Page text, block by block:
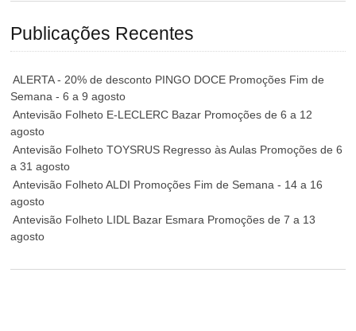
Publicações Recentes
ALERTA - 20% de desconto PINGO DOCE Promoções Fim de
Semana - 6 a 9 agosto
Antevisão Folheto E-LECLERC Bazar Promoções de 6 a 12
agosto
Antevisão Folheto TOYSRUS Regresso às Aulas Promoções de 6
a 31 agosto
Antevisão Folheto ALDI Promoções Fim de Semana - 14 a 16
agosto
Antevisão Folheto LIDL Bazar Esmara Promoções de 7 a 13
agosto